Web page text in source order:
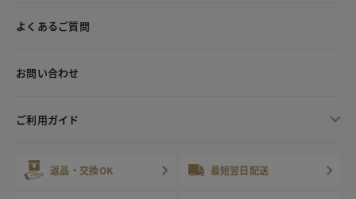
よくあるご質問
お問い合わせ
ご利用ガイド
返品・交換OK 最短翌日配送